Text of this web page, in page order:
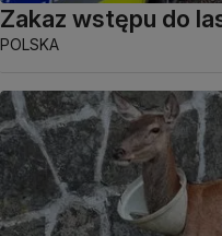
Zakaz wstępu do
POLSKA